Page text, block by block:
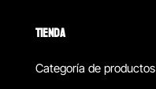
TIENDA
Categoría de productos